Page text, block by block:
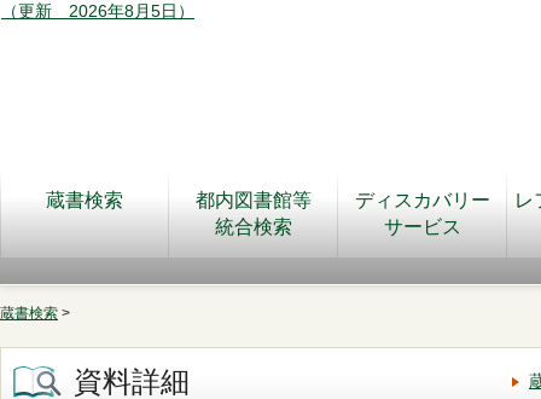
（更新 2026年8月5日）
蔵書検索
都内図書館等
統合検索
ディスカバリー
サービス
レ
蔵書検索 >
資料詳細